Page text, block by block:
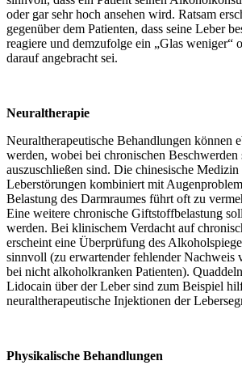
oder gar sehr hoch ansehen wird. Ratsam
gegenüber dem Patienten, dass seine Leber
reagiere und demzufolge ein „Glas weniger“
darauf angebracht sei.
Neuraltherapie
Neuraltherapeutische Behandlungen können
werden, wobei bei chronischen Beschwerden
auszuschließen sind. Die chinesische
Leberstörungen kombiniert mit
Belastung des Darmraumes führt oft zu
Eine weitere chronische Giftstoffbelastung
werden. Bei klinischem Verdacht auf
erscheint eine Überprüfung des
sinnvoll (zu erwartender fehlender Nachweis
bei nicht alkoholkranken Patienten).
Lidocain über der Leber sind zum Beispiel
neuraltherapeutische Injektionen der
Physikalische Behandlungen